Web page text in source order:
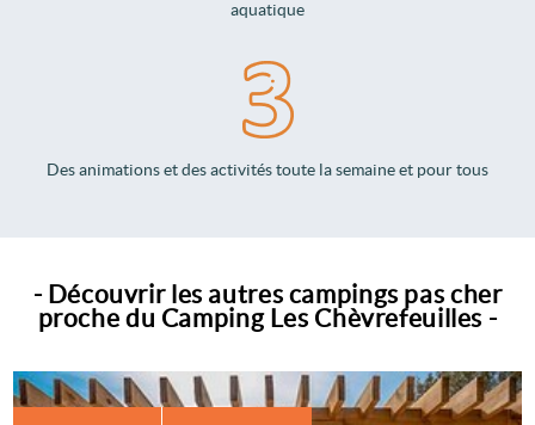
aquatique
Des animations et des activités toute la semaine et pour tous
- Découvrir les autres campings pas cher
proche du Camping Les Chèvrefeuilles -